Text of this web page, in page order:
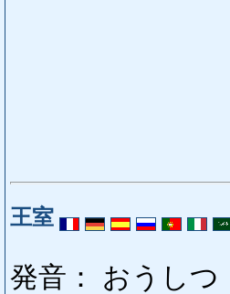
王室
発音： おうしつ